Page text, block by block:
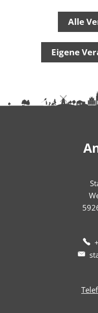
Alle
Eigene